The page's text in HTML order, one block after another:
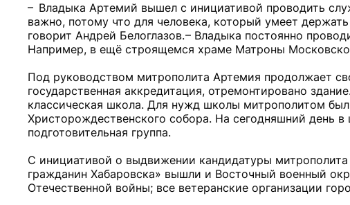
– Владыка Артемий вышел с инициативой проводить
важно, потому что для человека, который умеет
говорит Андрей Белоглазов. – Владыка постоянно
Например, в ещё строящемся храме Матроны
Под руководством митрополита Артемия продолжает
государственная аккредитация, отремонтировано
классическая школа. Для нужд школы митрополитом
Христорождественского собора. На сегодняшний день
подготовительная группа.
С инициативой о выдвижении кандидатуры
гражданин Хабаровска» вышли и Восточный военный
Отечественной войны; все ветеранские организации